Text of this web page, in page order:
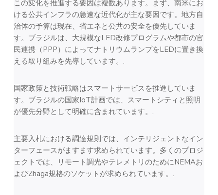
この変化を推進する要因は複数あります。まず、南米にお
ける公共インフラの急速な近代化が主な要因です。地方自
治体の予算は現在、省エネと公共の安全を優先していま
す。ブラジルは、大規模なLED改修プログラムや都市の官
民連携（PPP）によってナトリウムランプをLEDに置き換
える取り組みを先導しています。.
国家政策と技術戦略はスマートサービスを推進していま
す。ブラジルの国家IoT計画では、スマートシティと照明
が優先分野として明確に含まれています。.
主要入札における調達規則では、インテリジェントなイン
ターフェースがますます求められています。多くのプロジ
ェクトでは、リモート調光やテレメトリのためにNEMAお
よびZhaga規格のソケットが求められています。.